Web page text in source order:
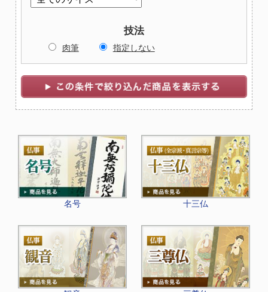
技法
肉筆 指定しない
名号 十三仏